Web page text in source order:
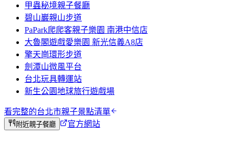
甲蟲秘境親子餐廳
碧山巖親山步道
PaPark爬爬客親子樂園 南港中信店
大魯閣遊戲愛樂園 新光信義A8店
擎天崗環形步道
劍潭山微風平台
台北玩具轉運站
新生公園地球旅行遊戲場
看完整的台北市親子景點清單
附近親子餐廳 官方網站